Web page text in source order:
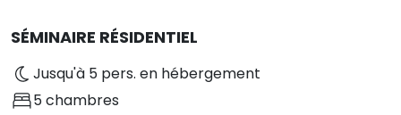
l'intégralité de notre petit hôtel.
SÉMINAIRE RÉSIDENTIEL
Jusqu'à 5 pers. en hébergement
5 chambres